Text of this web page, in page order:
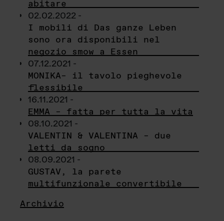
abitare
02.02.2022 -
I mobili di Das ganze Leben
sono ora disponibili nel
negozio smow a Essen
07.12.2021 -
MONIKA– il tavolo pieghevole
flessibile
16.11.2021 -
EMMA – fatta per tutta la vita
08.10.2021 -
VALENTIN & VALENTINA – due
letti da sogno
08.09.2021 -
GUSTAV, la parete
multifunzionale convertibile
Archivio